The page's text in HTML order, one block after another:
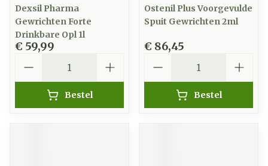
Dexsil Pharma
Gewrichten Forte
Drinkbare Opl 1l
€ 59,99
Bestel
Ostenil Plus Voorgevulde
Spuit Gewrichten 2ml
€ 86,45
Bestel